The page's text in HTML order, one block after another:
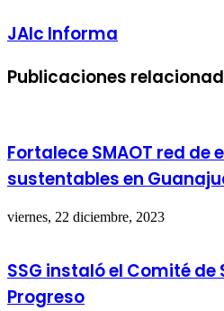
JAlc Informa
Publicaciones
Fortalece SMAOT red de
sustentables en
viernes, 22 diciembre, 2023
SSG instaló el Comité
Progreso